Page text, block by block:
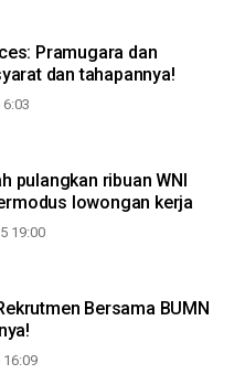
Pramugara dan
dan tahapannya!
pulangkan ribuan WNI
lowongan kerja
19:00
Bersama BUMN
16:09